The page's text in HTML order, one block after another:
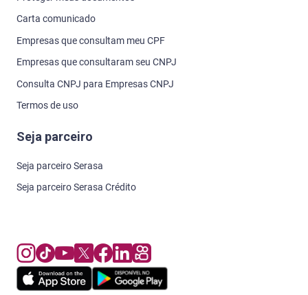
Carta comunicado
Empresas que consultam meu CPF
Empresas que consultaram seu CNPJ
Consulta CNPJ para Empresas CNPJ
Termos de uso
Seja parceiro
Seja parceiro Serasa
Seja parceiro Serasa Crédito